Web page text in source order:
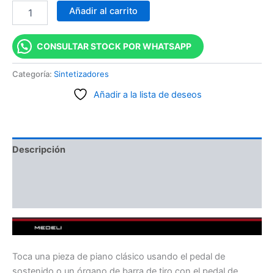
Añadir al carrito
CONSULTAR STOCK POR WHATSAPP
Categoría: Sintetizadores
Añadir a la lista de deseos
Descripción
Toca una pieza de piano clásico usando el pedal de